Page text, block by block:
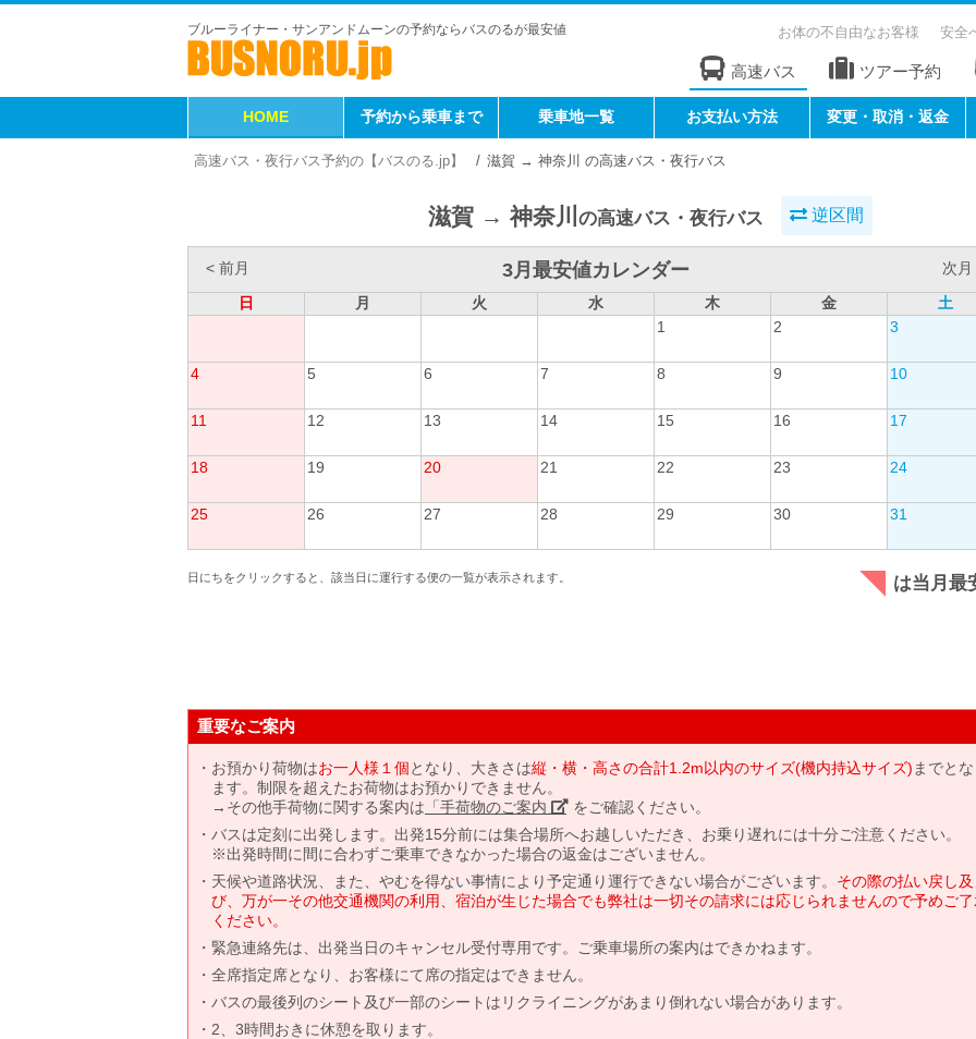
ブルーライナー・サンアンドムーンの予約ならバスのるが最安値 お体の不自由なお客様 安全
高速バス ツアー予約
HOME 予約から乗車まで 乗車地一覧 お支払い方法 変更・取消・返金
高速バス・夜行バス予約の【バスのる.jp】 滋賀 → 神奈川 の高速バス・夜行バス
滋賀 → 神奈川 の高速バス・夜行バス 逆区間
< 前月 3月最安値カレンダー
次月
日
月 火 水 木 金
土
1
2 3
4 5 6 7 8 9 10
11 12 13 14 15 16 17
18 19 20 21 22 23 24
25 26 27 28 29 30 31
日にちをクリックすると、該当日に運行する便の一覧が表示されます。 は当月最
重要なご案内
お預かり荷物はお一人様１個となり、大きさは縦・横・高さの合計1.2m以内のサイズ(機内持込サイズ) までと
ます。制限を超えたお荷物はお預かりできません。
→その他手荷物に関する案内は 「手荷物のご案内」 をご確認ください。
バスは定刻に出発します。出発15分前には集合場所へお越しいただき、お乗り遅れには十分ご注意ください。
※出発時間に間に合わずご乗車できなかった場合の返金はございません。
天候や道路状況、また、やむを得ない事情により予定通り運行できない場合がございます。 その際の払い戻し及
び、万が一その他交通機関の利用、宿泊が生じた場合でも弊社は一切その請求には応じられませんので予めご
ください。
緊急連絡先は、出発当日のキャンセル受付専用です。ご乗車場所の案内はできかねます。
全席指定席となり、お客様にて席の指定はできません。
バスの最後列のシート及び一部のシートはリクライニングがあまり倒れない場合があります。
2、3時間おきに休憩を取ります。